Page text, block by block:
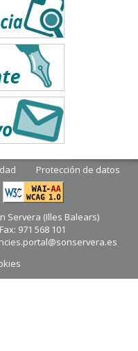
Protección de datos
Servera (Illes Balears)
971 568 101